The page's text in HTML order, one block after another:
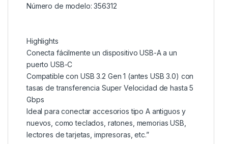
Número de modelo: 356312
Highlights
Conecta fácilmente un dispositivo USB-A a un
puerto USB-C
Compatible con USB 3.2 Gen 1 (antes USB 3.0) con
tasas de transferencia Super Velocidad de hasta 5
Gbps
Ideal para conectar accesorios tipo A antiguos y
nuevos, como teclados, ratones, memorias USB,
lectores de tarjetas, impresoras, etc.”